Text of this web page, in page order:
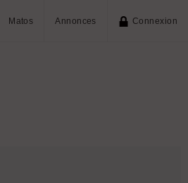
Matos Annonces Connexion